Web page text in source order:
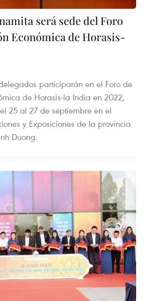
será sede del Foro
Económica de Horasis-
participarán en el Foro de
de Horasis-la India en 2022,
25 al 27 de septiembre en el
y Exposiciones de la provincia
Duong.